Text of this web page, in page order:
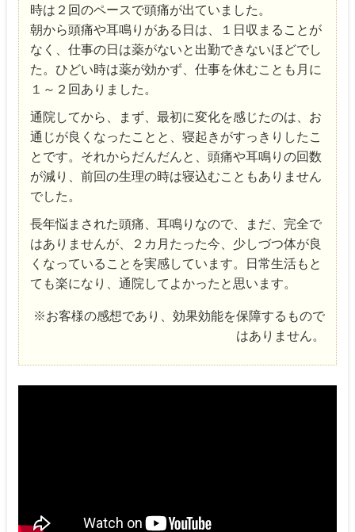
時は２回のペースで頭痛が出ていました。
朝から頭痛や耳鳴りがある日は、１日収まることが
なく、仕事の日は薬がないと出勤できないほどでし
た。ひどい時は薬が効かず、仕事を休むことも月に
１～２回ありました。
通院してから、まず、最初に変化を感じたのは、お
通じが良くなったことと、寝起きがすっきりしたこ
とです。それからだんだんと、頭痛や耳鳴りの回数
が減り、前回の生理の時は寝込むこともありません
でした。
長年悩まされた頭痛、耳鳴りなので、まだ、完全で
はありませんが、２カ月たった今、少しづつ体が良
くなっていることを実感しています。日常生活もと
ても楽になり、通院してよかったと思います。
※お客様の感想であり、効果効能を保障するもので
はありません。